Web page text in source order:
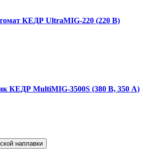
КЕДР UltraMIG-220 (220 В)
КЕДР MultiMIG-3500S (380 В, 350 А)
наплавки